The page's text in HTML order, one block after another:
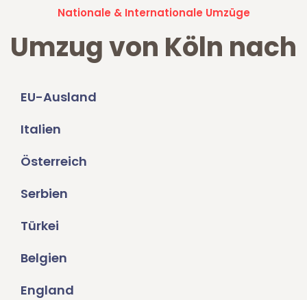
Nationale & Internationale Umzüge
Umzug von Köln nach
EU-Ausland
Italien
Österreich
Serbien
Türkei
Belgien
England